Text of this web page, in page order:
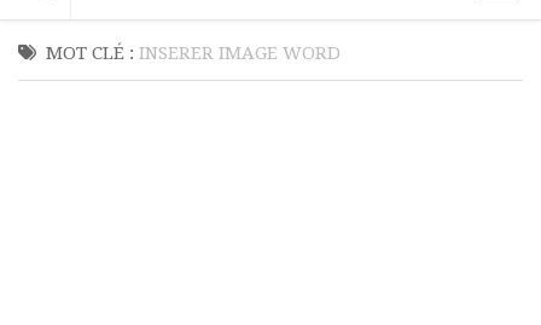
MOT CLÉ : INSERER IMAGE WORD